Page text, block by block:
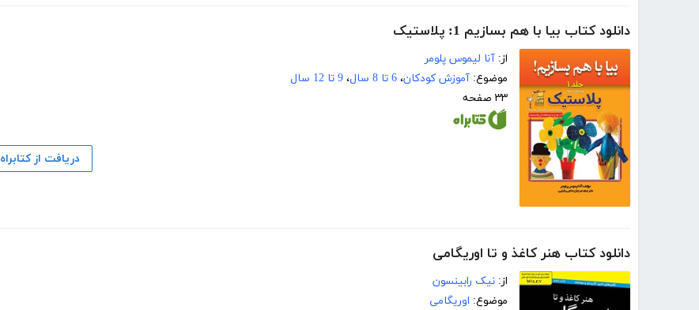
دانلود کتاب بیا با هم بسازیم 1: پلاستیک
از: آنا لیموس پلومر
موضوع: آموزش کودکان، 6 تا 8 سال ، 9 تا 12 سال
۳۳ صفحه
دریافت از کتابراه
دانلود کتاب هنر کاغذ و تا اوریگامی
از: نیک رابینسون
موضوع: اوریگامی